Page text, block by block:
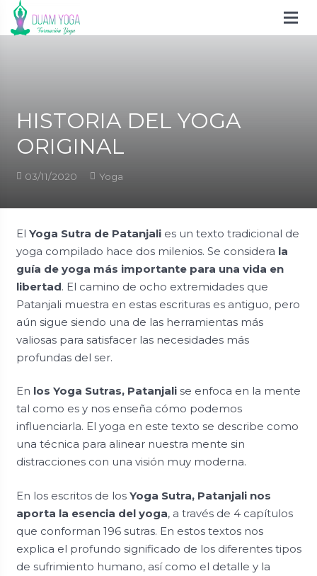
HISTORIA DEL YOGA
ORIGINAL
03/11/2020 Yoga
El Yoga Sutra de Patanjalies un texto tradicional de
yoga compilado hace dos milenios. Se considera la
guía de yoga más importante para una vida en
libertad. El camino de ocho extremidades que
Patanjali muestra en estas escrituras es antiguo, pero
aún sigue siendo una de las herramientas más
valiosas para satisfacer las necesidades más
profundas del ser.
En los Yoga Sutras, Patanjalise enfoca en la mente
tal como es y nos enseña cómo podemos
influenciarla. El yoga en este texto se describe como
una técnica para alinear nuestra mente sin
distracciones con una visión muy moderna.
En los escritos de losYoga Sutra, Patanjali nos
aporta la esencia del yoga, a través de 4 capítulos
que conforman 196 sutras. En estos textos nos
explica el profundo significado de los diferentes tipos
de sufrimiento humano, así como el detalle y la